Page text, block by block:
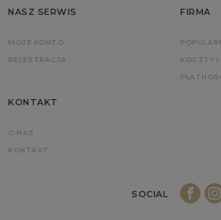
NASZ SERWIS
MOJE KONTO
REJESTRACJA
FIRMA
KOSZTY I
KONTAKT
O NAS
KONTAKT
SOCIAL